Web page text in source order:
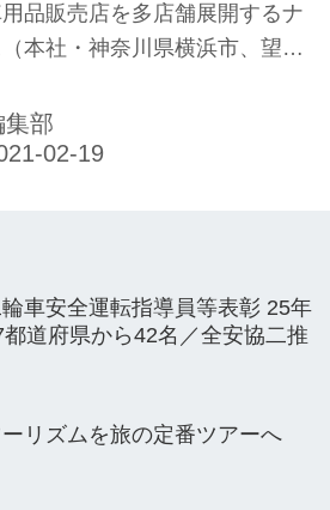
品販売店を多店舗展開するナ
本社・神奈川県横浜市、望月
教育活動における連携と協力に
協定を締結した。
集部
車安全運転指導員等表彰 25年
都道府県から42名／全安協二推
リズムを旅の定番ツアーへ